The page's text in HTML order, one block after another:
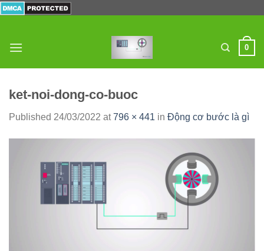
0
ket-noi-dong-co-buoc
Published 24/03/2022 at796 × 441 in Động cơ bước là gì